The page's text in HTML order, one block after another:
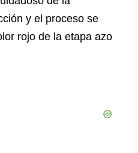
y el proceso se
rojo de la etapa azo